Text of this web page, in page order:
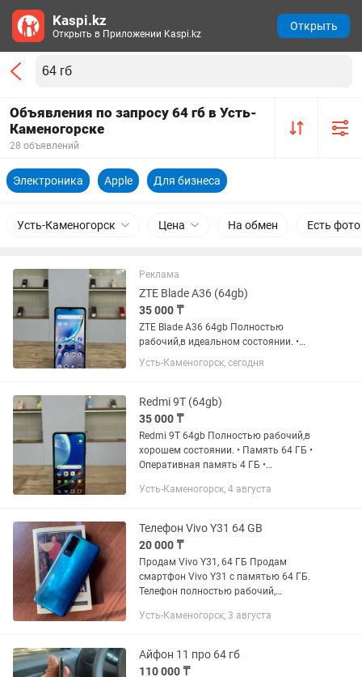
Объявления по запросу 64 гб в Усть-
Каменогорске
28 объявлений
Электроника Apple Для бизнеса
Усть-Каменогорск Цена На обмен Есть фото
Реклама
ZTE Blade A36 (64gb)
35 000 ₸
ZTE Blade A36 64gb Полностью
рабочий,в идеальном состоянии. •
Память 64 ГБ • Оперативная память 4
ГБ • Аккумулятор 5000 mAh • Камера
Телефон проверен, без...
Усть-Каменогорск, сегодня
Redmi 9T (64gb)
35 000 ₸
Redmi 9T 64gb Полностью рабочий,в
хорошем состоянии. • Память 64 ГБ •
Оперативная память 4 ГБ •
• Быстрая зарядка • Сканер отпечатка
Усть-Каменогорск, 4 августа
Телефон Vivo Y31 64 GB
20 000 ₸
Продам Vivo Y31, 64 ГБ Продам
смартфон Vivo Y31 с памятью 64 ГБ.
Телефон полностью рабочий,
есть небольшие следы использования.
Усть-Каменогорск, 3 августа
Айфон 11 про 64 гб
110 000 ₸
Kaspi.kz
Открыть в Приложении Kaspi.kz
Открыть